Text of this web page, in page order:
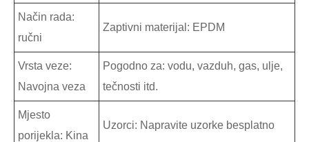
Način rada:
ručni
Zaptivni materijal: EPDM
Vrsta veze:
Navojna veza
Pogodno za: vodu, vazduh, gas, ulje,
tečnosti itd.
Mjesto
porijekla: Kina
Uzorci: Napravite uzorke besplatno